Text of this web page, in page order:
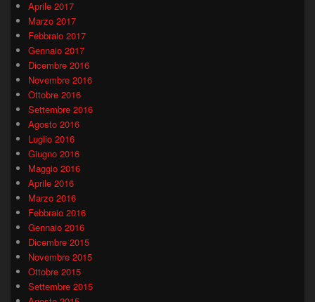
Aprile 2017
Marzo 2017
Febbraio 2017
Gennaio 2017
Dicembre 2016
Novembre 2016
Ottobre 2016
Settembre 2016
Agosto 2016
Luglio 2016
Giugno 2016
Maggio 2016
Aprile 2016
Marzo 2016
Febbraio 2016
Gennaio 2016
Dicembre 2015
Novembre 2015
Ottobre 2015
Settembre 2015